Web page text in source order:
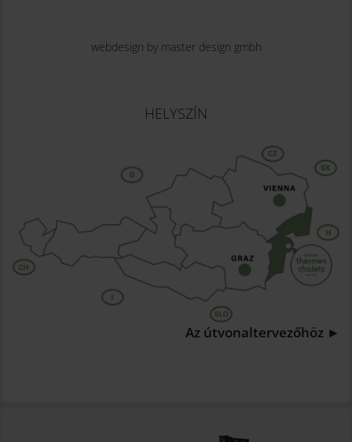
webdesign by master design gmbh
HELYSZÍN
Az útvonaltervezőhöz ►